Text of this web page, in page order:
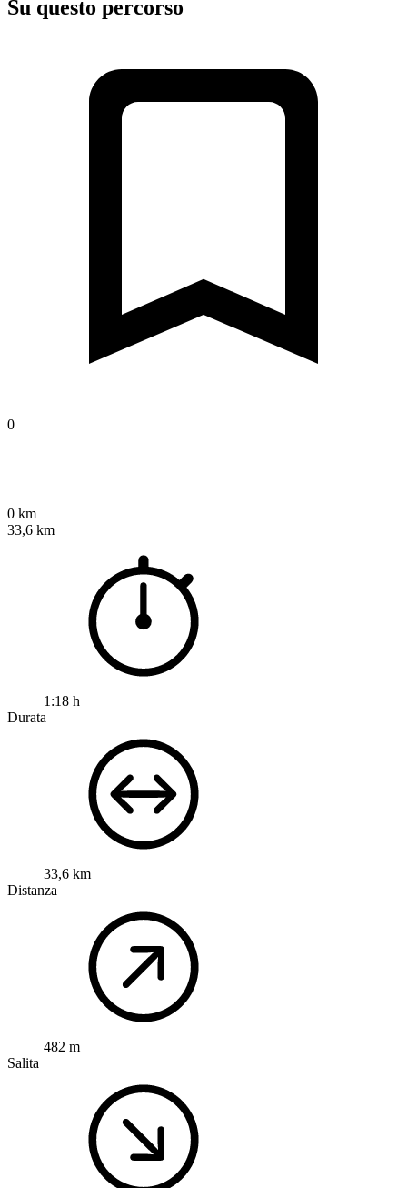
Su questo percorso
0
0 km
33,6 km
1:18 h
Durata
33,6 km
Distanza
482 m
Salita